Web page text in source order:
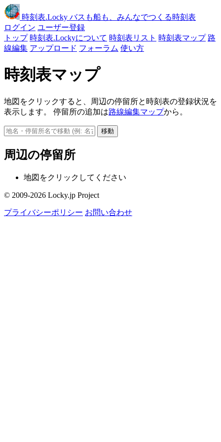
時刻表.Locky バスも船も、みんなでつくる時刻表
ログイン ユーザー登録
トップ 時刻表.Lockyについて 時刻表リスト 時刻表マップ 路
線編集 アップロード フォーラム 使い方
時刻表マップ
地図をクリックすると、周辺の停留所と時刻表の登録状況を
表示します。 停留所の追加は路線編集マップから。
移動
周辺の停留所
地図をクリックしてください
© 2009-2026 Locky.jp Project
プライバシーポリシー お問い合わせ